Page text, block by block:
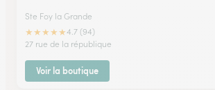
Ste Foy la Grande
★★★★★4.7 (94)
27 rue de la république
Voir la boutique